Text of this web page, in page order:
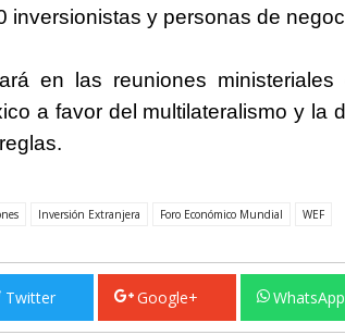
inversionistas y personas de
en las reuniones
a favor del multilateralismo y la
Inversión Extranjera Foro Económico Mundial WEF
Twitter Google+ WhatsApp